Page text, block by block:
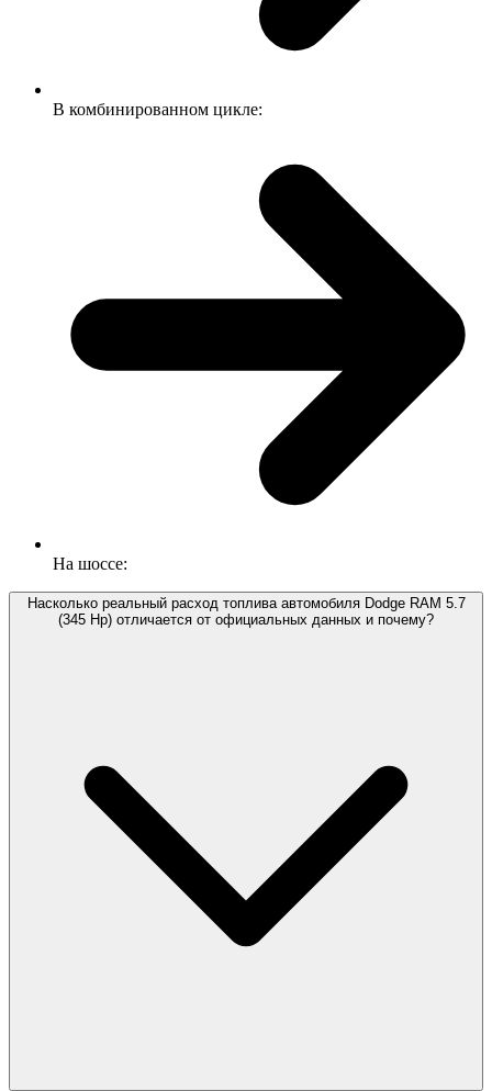
В комбинированном цикле:
На шоссе:
Насколько реальный расход топлива автомобиля Dodge RAM 5.7
(345 Hp) отличается от официальных данных и почему?